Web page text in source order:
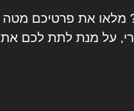
מלאו את פרטיכם מטה
על מנת לתת לכם את